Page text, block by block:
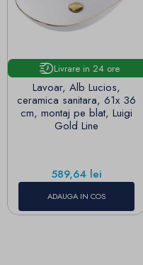
Livrare in 24 ore
Lavoar, Alb Lucios,
ceramica sanitara, 61x 36
cm, montaj pe blat, Luigi
Gold Line
Pret
589,64 lei
ADAUGA IN COS